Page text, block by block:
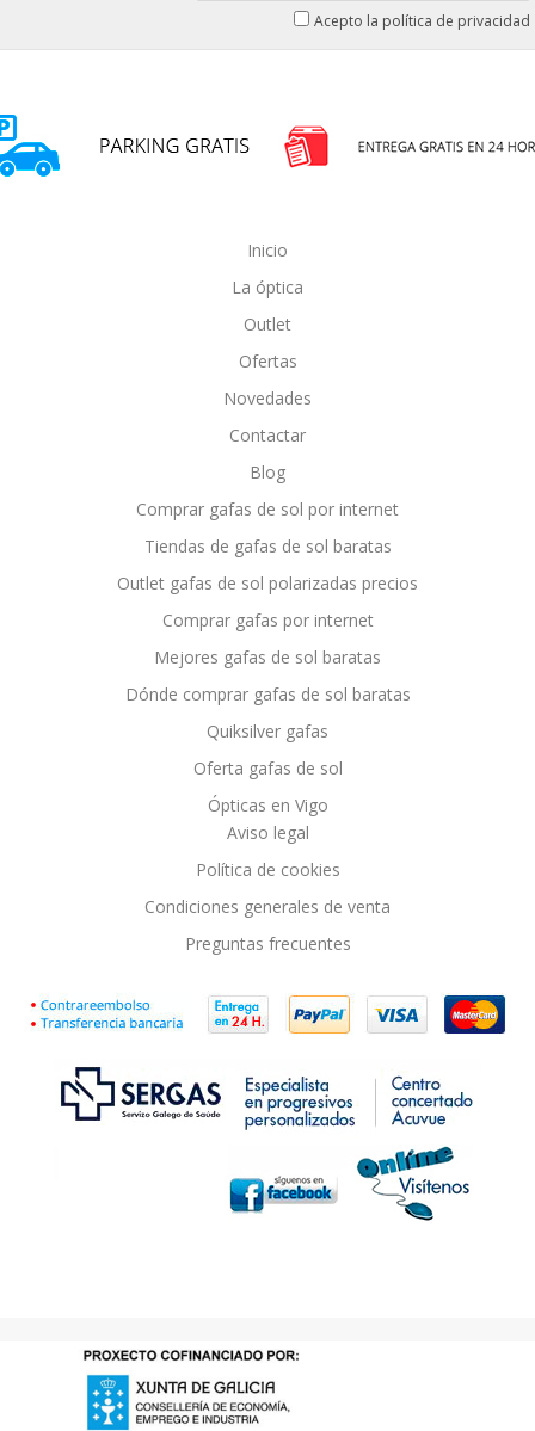
Acepto la política de privacidad
Inicio
La óptica
Outlet
Ofertas
Novedades
Contactar
Blog
Comprar gafas de sol por internet
Tiendas de gafas de sol baratas
Outlet gafas de sol polarizadas precios
Comprar gafas por internet
Mejores gafas de sol baratas
Dónde comprar gafas de sol baratas
Quiksilver gafas
Oferta gafas de sol
Ópticas en Vigo
Aviso legal
Política de cookies
Condiciones generales de venta
Preguntas frecuentes